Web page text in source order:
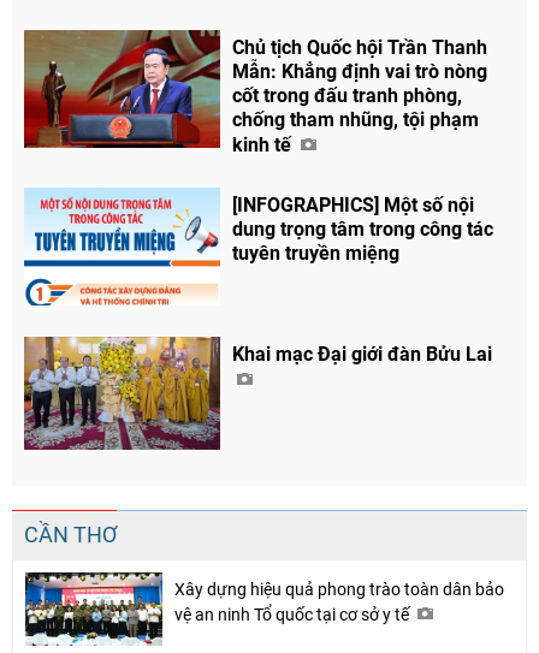
Chủ tịch Quốc hội Trần Thanh
Mẫn: Khẳng định vai trò nòng
cốt trong đấu tranh phòng,
chống tham nhũng, tội phạm
kinh tế
[INFOGRAPHICS] Một số nội
dung trọng tâm trong công tác
tuyên truyền miệng
Khai mạc Đại giới đàn Bửu Lai
CẦN THƠ
Xây dựng hiệu quả phong trào toàn dân bảo
vệ an ninh Tổ quốc tại cơ sở y tế